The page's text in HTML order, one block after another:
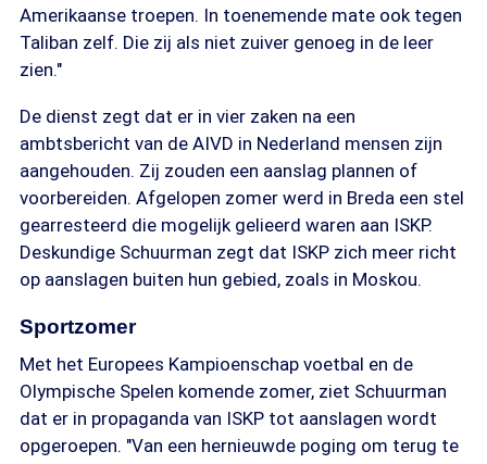
Amerikaanse troepen. In toenemende mate ook tegen
Taliban zelf. Die zij als niet zuiver genoeg in de leer
zien."
De dienst zegt dat er in vier zaken na een
ambtsbericht van de AIVD in Nederland mensen zijn
aangehouden. Zij zouden een aanslag plannen of
voorbereiden. Afgelopen zomer werd in Breda een stel
gearresteerd die mogelijk gelieerd waren aan ISKP.
Deskundige Schuurman zegt dat ISKP zich meer richt
op aanslagen buiten hun gebied, zoals in Moskou.
Sportzomer
Met het Europees Kampioenschap voetbal en de
Olympische Spelen komende zomer, ziet Schuurman
dat er in propaganda van ISKP tot aanslagen wordt
opgeroepen. "Van een hernieuwde poging om terug te